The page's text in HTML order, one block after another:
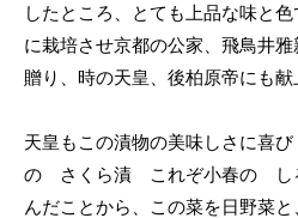
したところ、とても上品な味と
に栽培させ京都の公家、飛鳥井
贈り、時の天皇、後柏原帝にも献
天皇もこの漬物の美味しさに喜
の さくら漬 これぞ小春の し
んだことから、この菜を日野菜